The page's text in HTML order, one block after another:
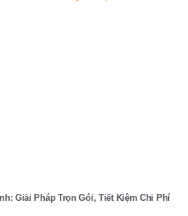
Giải Pháp Trọn Gói, Tiết Kiệm Chi Phí